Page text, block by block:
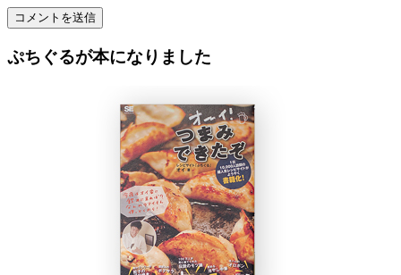
ぷちぐるが本になりました